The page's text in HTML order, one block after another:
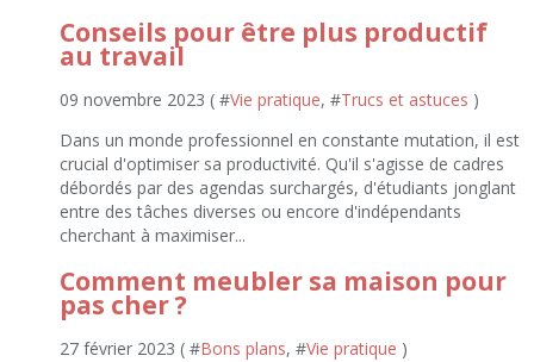
Conseils pour être plus productif
au travail
09 novembre 2023 ( #Vie pratique, #Trucs et astuces )
Dans un monde professionnel en constante mutation, il est
crucial d'optimiser sa productivité. Qu'il s'agisse de cadres
débordés par des agendas surchargés, d'étudiants jonglant
entre des tâches diverses ou encore d'indépendants
cherchant à maximiser...
Comment meubler sa maison pour
pas cher ?
27 février 2023 ( #Bons plans, #Vie pratique )